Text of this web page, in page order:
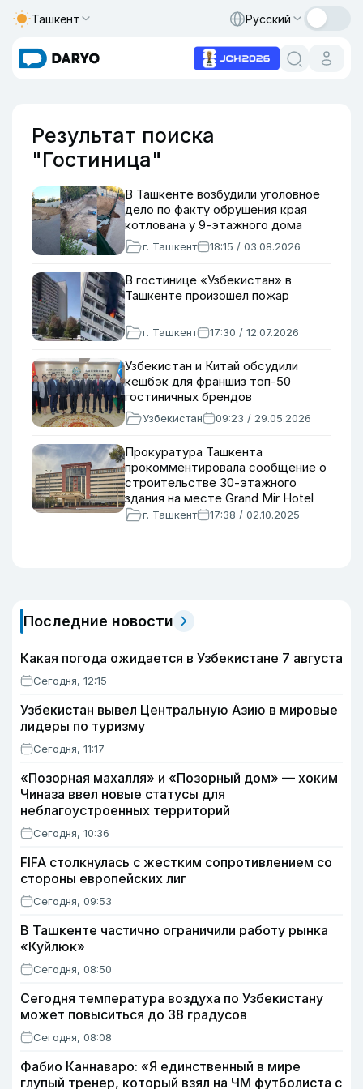
Ташкент Русский
Результат поиска
"Гостиница"
В Ташкенте возбудили уголовное
дело по факту обрушения края
котлована у 9-этажного дома
г. Ташкент 18:15 / 03.08.2026
В гостинице «Узбекистан» в
Ташкенте произошел пожар
г. Ташкент 17:30 / 12.07.2026
Узбекистан и Китай обсудили
кешбэк для франшиз топ-50
гостиничных брендов
Узбекистан 09:23 / 29.05.2026
Прокуратура Ташкента
прокомментировала сообщение о
строительстве 30-этажного
здания на месте Grand Mir Hotel
г. Ташкент 17:38 / 02.10.2025
Последние новости
Какая погода ожидается в Узбекистане 7 августа
Сегодня, 12:15
Узбекистан вывел Центральную Азию в мировые
лидеры по туризму
Сегодня, 11:17
«Позорная махалля» и «Позорный дом» — хоким
Чиназа ввел новые статусы для
неблагоустроенных территорий
Сегодня, 10:36
FIFA столкнулась с жестким сопротивлением со
стороны европейских лиг
Сегодня, 09:53
В Ташкенте частично ограничили работу рынка
«Куйлюк»
Сегодня, 08:50
Сегодня температура воздуха по Узбекистану
может повыситься до 38 градусов
Сегодня, 08:08
Фабио Каннаваро: «Я единственный в мире
глупый тренер, который взял на ЧМ футболиста с